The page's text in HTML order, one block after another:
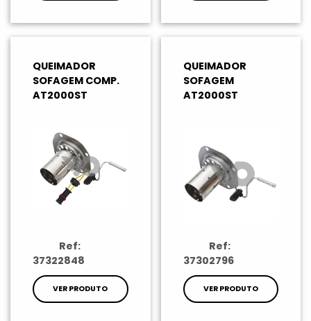
QUEIMADOR
SOFAGEM COMP.
AT2000ST
Ref:
37322848
VER PRODUTO
QUEIMADOR
SOFAGEM
AT2000ST
Ref:
37302796
VER PRODUTO